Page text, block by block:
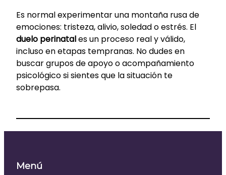
Es normal experimentar una montaña rusa de
emociones: tristeza, alivio, soledad o estrés. El
duelo perinatales un proceso real y válido,
incluso en etapas tempranas. No dudes en
buscar grupos de apoyo o acompañamiento
psicológico si sientes que la situación te
sobrepasa.
Menú